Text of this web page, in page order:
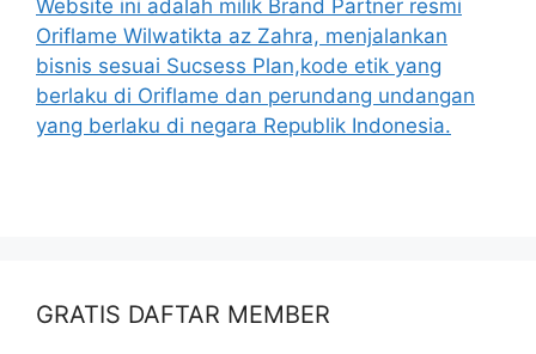
Website ini adalah milik Brand Partner resmi
Oriflame Wilwatikta az Zahra, menjalankan
bisnis sesuai Sucsess Plan,kode etik yang
berlaku di Oriflame dan perundang undangan
yang berlaku di negara Republik Indonesia.
GRATIS DAFTAR MEMBER